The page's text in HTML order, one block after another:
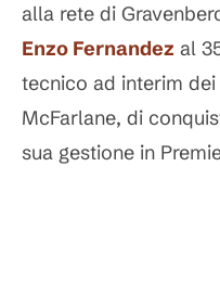
alla rete di
Enzo Fernandez al
tecnico ad interim
McFarlane, di
sua gestione in